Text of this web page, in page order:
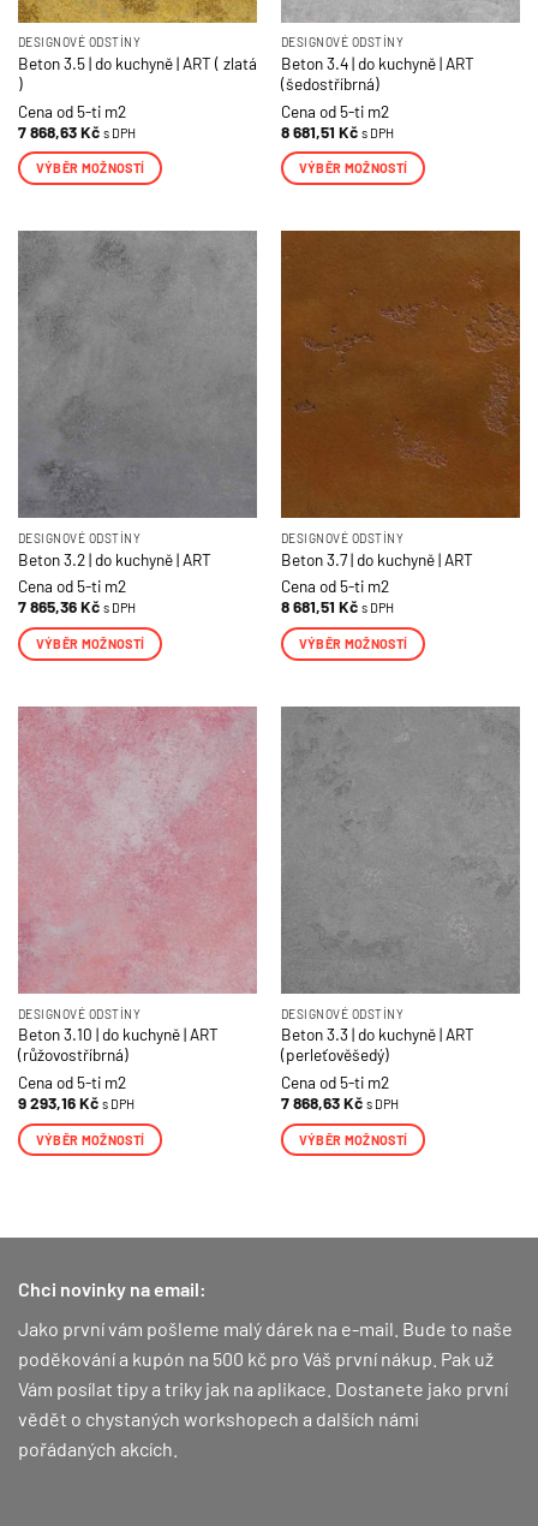
DESIGNOVÉ ODSTÍNY
Beton 3.5 | do kuchyně | ART ( zlatá
)
Cena od 5-ti m2
7 868,63Kč s DPH
VÝBĚR MOŽNOSTÍ
má
více
variant.
Možnosti
DESIGNOVÉ ODSTÍNY
Beton 3.4 | do kuchyně | ART
(šedostříbrná)
Cena od 5-ti m2
8 681,51 Kč s DPH
VÝBĚR MOŽNOSTÍ
Možnosti
DESIGNOVÉ ODSTÍNY
Beton 3.2 | do kuchyně | ART
Cena od 5-ti m2
7 865,36Kč s DPH
VÝBĚR MOŽNOSTÍ
má
více
variant.
Možnosti
stránce
produktu
DESIGNOVÉ ODSTÍNY
Beton 3.7 | do kuchyně | ART
Cena od 5-ti m2
8 681,51 Kč s DPH
VÝBĚR MOŽNOSTÍ
více
variant.
Možnosti
produktu
DESIGNOVÉ ODSTÍNY
Beton 3.10 | do kuchyně | ART
(růžovostříbrná)
Cena od 5-ti m2
9 293,16Kč s DPH
VÝBĚR MOŽNOSTÍ
více
Možnosti
lze
na
stránce
produktu
DESIGNOVÉ ODSTÍNY
Beton 3.3 | do kuchyně | ART
(perleťověšedý)
Cena od 5-ti m2
7 868,63Kč s DPH
VÝBĚR MOŽNOSTÍ
více
lze
na
stránce
produktu
Chci novinky na email:
Jako první vám pošleme malý dárek na e-mail. Bude to naše
poděkování a kupón na 500 kč pro Váš první nákup. Pak už
Vám posílat tipy a triky jak na aplikace. Dostanete jako první
vědět o chystaných workshopech a dalších námi
pořádaných akcích.